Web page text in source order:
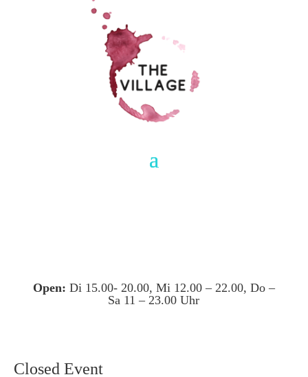
Open: Di 15.00- 20.00, Mi 12.00 – 22.00, Do –
Sa 11 – 23.00 Uhr
Closed Event